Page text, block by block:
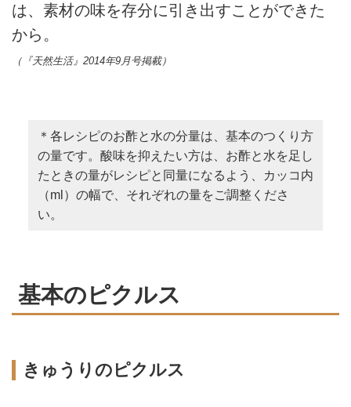
は、素材の味を存分に引き出すことができた
から。
（『天然生活』2014年9月号掲載）
＊各レシピのお酢と水の分量は、基本のつくり方
の量です。酸味を抑えたい方は、お酢と水を足し
たときの量がレシピと同量になるよう、カッコ内
（ml）の幅で、それぞれの量をご調整くださ
い。
基本のピクルス
きゅうりのピクルス